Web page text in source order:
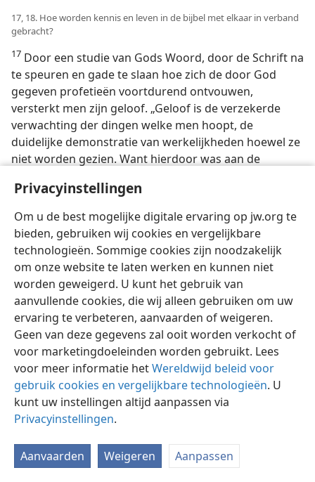
Privacyinstellingen
Om u de best mogelijke digitale ervaring op jw.org te
bieden, gebruiken wij cookies en vergelijkbare
technologieën. Sommige cookies zijn noodzakelijk
om onze website te laten werken en kunnen niet
worden geweigerd. U kunt het gebruik van
aanvullende cookies, die wij alleen gebruiken om uw
ervaring te verbeteren, aanvaarden of weigeren.
Geen van deze gegevens zal ooit worden verkocht of
voor marketingdoeleinden worden gebruikt. Lees
voor meer informatie hetWereldwijd beleid voor
gebruik cookies en vergelijkbare technologieën. U
kunt uw instellingen altijd aanpassen via
Privacyinstellingen.
Aanvaarden Weigeren Aanpassen
17, 18. Hoe worden kennis en leven in de bijbel met elkaar in verband
gebracht?
17 Door een studie van Gods Woord, door de Schrift na
te speuren en gade te slaan hoe zich de door God
gegeven profetieën voortdurend ontvouwen,
versterkt men zijn geloof. „Geloof is de verzekerde
verwachting der dingen welke men hoopt, de
duidelijke demonstratie van werkelijkheden hoewel ze
niet worden gezien. Want hierdoor was aan de
11:1, 2,NW). Iemand die in God gelooft en Hem en zijn
naaste liefheeft, zal zijn dagen verlengd zien, omdat
liefde alle begerigheid wegdoet. „Wie begerigheid
haat, zal zijn dagen verlengen” (
Spr. 28:16 AS
). Door de
juiste denkwijze en door de verworven nauwkeurige
kennis juist te gebruiken verwerft men leven. „Dit
betekent eeuwig leven, dat zij kennis tot zich nemen
van u, de enige waarachtige God, en van hem die gij
hebt uitgezonden, Jezus Christus.” —
Joh. 17:3 NW.
18Wanneer wij voortdurend kennis tot ons nemen van
de Soevereine Regeerder van het universum, Jehovah
God, en van zijn Zoon, Christus Jezus, zullen wij eeuwig
leven verwerven. Satan, de god dezer wereld tracht
ons echter altijd zover te krijgen dat wij denken dat
eigendommen en stoffelijke goederen, in plaats van